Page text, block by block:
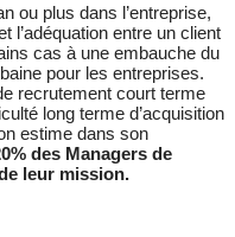
ou plus dans l’entreprise,
l’adéquation entre un client
cas à une embauche du
pour les entreprises.
recrutement court terme
long terme d’acquisition
estime dans son
des Managers de
leur mission.